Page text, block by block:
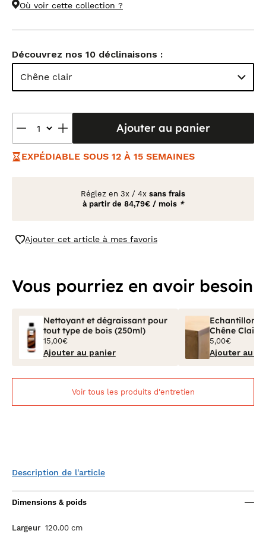
Où voir cette collection ?
Découvrez nos 10 déclinaisons :
Chêne clair
Ajouter au panier
EXPÉDIABLE SOUS 12 À 15 SEMAINES
Réglez en 3x / 4x sans frais
à partir de 84,79€ / mois *
Ajouter cet article à mes favoris
Vous pourriez en avoir besoin
Nettoyant et dégraissant pour
tout type de bois (250ml)
15,00€
Ajouter au panier
Echantillon
Chêne Clair
5,00€
Ajouter au
Voir tous les produits d'entretien
Description de l'article
Dimensions & poids
Largeur 120.00 cm